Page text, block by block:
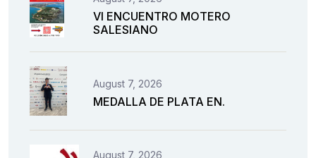
VI ENCUENTRO MOTERO
SALESIANO
August 7, 2026
MEDALLA DE PLATA EN.
August 7, 2026